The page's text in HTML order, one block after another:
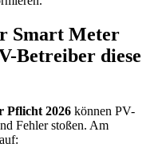
Smart Meter
Betreiber diese
Pflicht 2026 können PV-
Fehler stoßen. Am